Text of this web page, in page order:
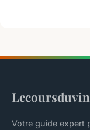
Lecoursduvin
Votre guide expert